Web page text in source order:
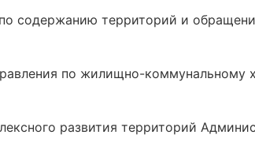
содержанию территорий и
по жилищно-коммунальному
развития территорий